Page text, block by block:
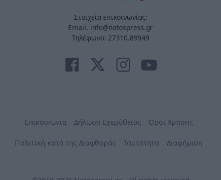
Στοιχεία επικοινωνίας:
Email. info@notospress.gr
Τηλέφωνο: 27310.89949
Επικοινωνία Δήλωση Εχεμύθειας Όροι Χρήσης
Πολιτική κατά της Διαφθοράς Ταυτότητα Διαφήμιση